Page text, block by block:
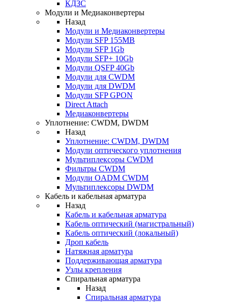
КДЗС
Модули и Медиаконвертеры
Назад
Модули и Медиаконвертеры
Модули SFP 155MB
Модули SFP 1Gb
Модули SFP+ 10Gb
Модули QSFP 40Gb
Модули для CWDM
Модули для DWDM
Модули SFP GPON
Direct Attach
Медиаконвертеры
Уплотнение: CWDM, DWDM
Назад
Уплотнение: CWDM, DWDM
Модули оптического уплотнения
Мультиплексоры CWDM
Фильтры CWDM
Модули OADM CWDM
Мультиплексоры DWDM
Кабель и кабельная арматура
Назад
Кабель и кабельная арматура
Кабель оптический (магистральный)
Кабель оптический (локальный)
Дроп кабель
Натяжная арматура
Поддерживающая арматура
Узлы крепления
Спиральная арматура
Назад
Спиральная арматура